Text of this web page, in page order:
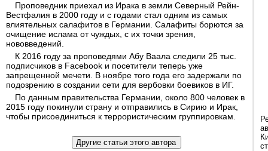
Проповедник приехал из Ирака в земли Северный Рейн-
Вестфалия в 2000 году и с годами стал одним из самых
влиятельных салафитов в Германии. Салафиты борются за
очищение ислама от чуждых, с их точки зрения,
нововведений.
К 2016 году за проповедями Абу Ваала следили 25 тыс.
подписчиков в Facebook и посетители теперь уже
запрещенной мечети. В ноябре того года его задержали по
подозрению в создании сети для вербовки боевиков в ИГ.
По данным правительства Германии, около 800 человек в
2015 году покинули страну и отправились в Сирию и Ирак,
чтобы присоединиться к террористическим группировкам.